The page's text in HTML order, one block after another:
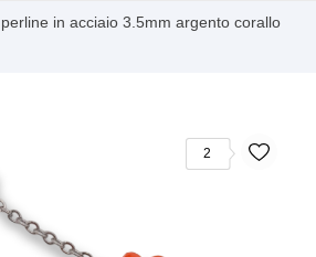
in acciaio 3.5mm argento corallo
2